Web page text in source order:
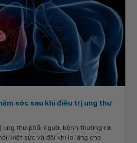
sóc sau khi điều trị ung thư
ung thư phổi người bệnh thường rơi
kiệt sức và đôi khi lo lắng cho